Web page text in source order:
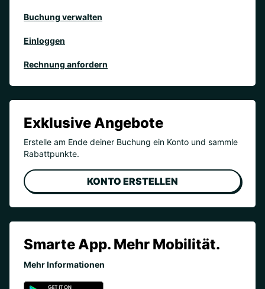
Buchung verwalten
Einloggen
Rechnung anfordern
Exklusive Angebote
Erstelle am Ende deiner Buchung ein Konto und sammle
Rabattpunkte.
KONTO ERSTELLEN
Smarte App. Mehr Mobilität.
Mehr Informationen